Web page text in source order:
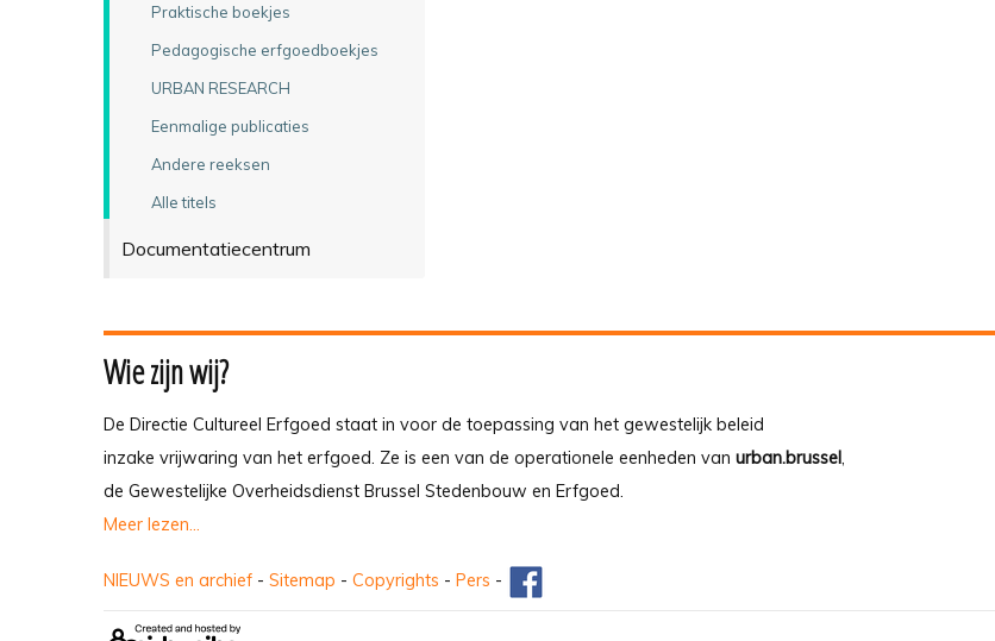
Praktische boekjes
Pedagogische erfgoedboekjes
URBAN RESEARCH
Eenmalige publicaties
Andere reeksen
Alle titels
Documentatiecentrum
Wie zijn wij?
De Directie Cultureel Erfgoed staat in voor de toepassing van het gewestelijk beleid
inzake vrijwaring van het erfgoed. Ze is een van de operationele eenheden van urban.brussel,
de Gewestelijke Overheidsdienst Brussel Stedenbouw en Erfgoed.
Meer lezen...
NIEUWS en archief - Sitemap - Copyrights - Pers -